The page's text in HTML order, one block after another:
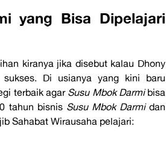
yang Bisa Dipelajari
kiranya jika disebut kalau Dhony
Di usianya yang kini baru
terbaik agar Susu Mbok Darmibisa
tahun bisnis Susu Mbok Darmidan
Sahabat Wirausaha pelajari: